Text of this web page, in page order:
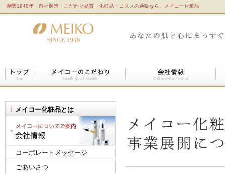
創業1948年 自社製造・こだわり品質 化粧品・コスメの通販なら、メイコー化粧品
メイコー化粧品とは
メイコーについてご案内・会社情報
コーポレートメッセージ
ごあいさつ